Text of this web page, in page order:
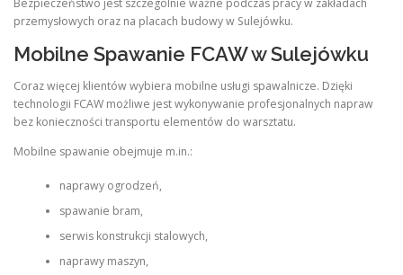
przemysłowych oraz na placach budowy w Sulejówku.
Mobilne Spawanie FCAW w Sulejówku
Coraz więcej klientów wybiera mobilne usługi spawalnicze. Dzięki
technologii FCAW możliwe jest wykonywanie profesjonalnych napraw
bez konieczności transportu elementów do warsztatu.
Mobilne spawanie obejmuje m.in.:
naprawy ogrodzeń,
spawanie bram,
serwis konstrukcji stalowych,
naprawy maszyn,